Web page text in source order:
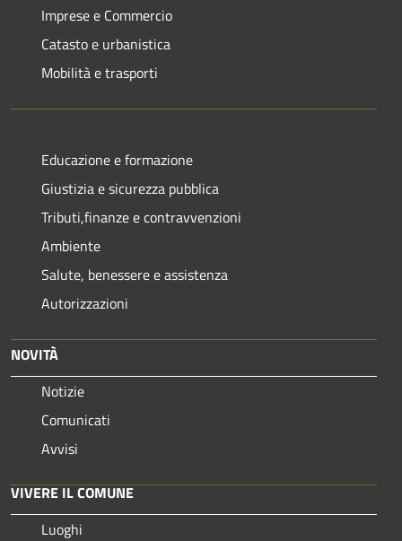
Imprese e Commercio
Catasto e urbanistica
Mobilità e trasporti
Educazione e formazione
Giustizia e sicurezza pubblica
Tributi,finanze e contravvenzioni
Ambiente
Salute, benessere e assistenza
Autorizzazioni
NOVITÀ
Notizie
Comunicati
Avvisi
VIVERE IL COMUNE
Luoghi